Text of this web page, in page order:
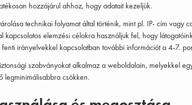
hozzájárul ahhoz, hogy adatait kezeljük.
technikai folyamat által történik, mint pl. IP- cím vagy
kapcsolatos elemzési célokra használjuk fel, hogy
irányelvekkel kapcsolatban további információt a 4-7.
szabványokat alkalmaz a weboldalain, melyekkel
legminimálisabbra csökken.